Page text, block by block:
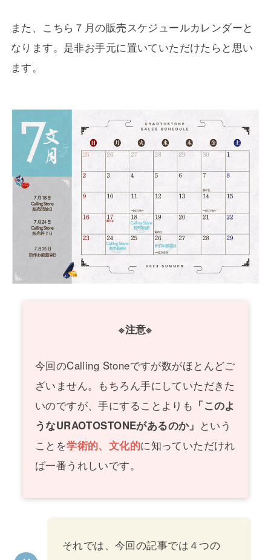
また、こちら７月の販売スケジュールカレンダーと
なります。是非お手元に置いていただけたらと思い
ます。
※注意※
今回のCalling Stoneですが数がほとんどご
ざいません。もちろん手にしていただきた
いのですが、手にすることよりも 「このよ
うなURAOTOSTONEがあるのか」 という
ことを学術的、文化的に知っていただけれ
ば一番うれしいです。
それでは、今回の記事では４つの